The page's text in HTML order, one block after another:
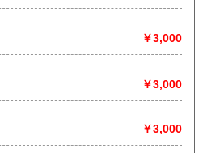
￥3,000
￥3,000
￥3,000